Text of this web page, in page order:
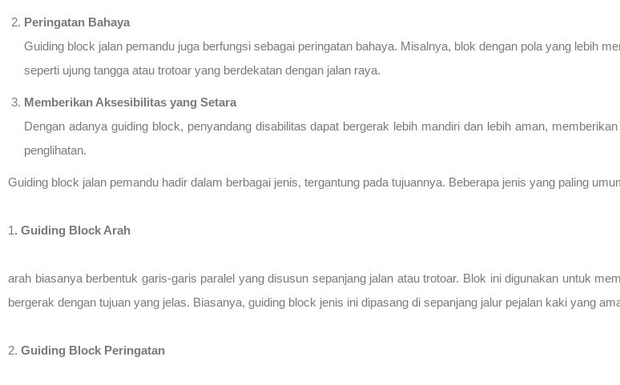
Peringatan Bahaya
Guiding block jalan pemandu juga berfungsi sebagai peringatan bahaya. Misalnya, blok dengan pola yang lebih
seperti ujung tangga atau trotoar yang berdekatan dengan jalan raya.
Memberikan Aksesibilitas yang Setara
Dengan adanya guiding block, penyandang disabilitas dapat bergerak lebih mandiri dan lebih aman,
penglihatan.
Guiding block jalan pemandu hadir dalam berbagai jenis, tergantung pada tujuannya. Beberapa jenis yang paling
1. Guiding Block Arah
arah biasanya berbentuk garis-garis paralel yang disusun sepanjang jalan atau trotoar. Blok ini digunakan untuk
bergerak dengan tujuan yang jelas. Biasanya, guiding block jenis ini dipasang di sepanjang jalur pejalan kaki yang
2. Guiding Block Peringatan